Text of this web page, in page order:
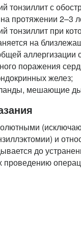
тонзиллит с
протяжении 2–3
тонзиллит при
на
аллергизации
поражения
желез;
мешающие
и
до
проведению